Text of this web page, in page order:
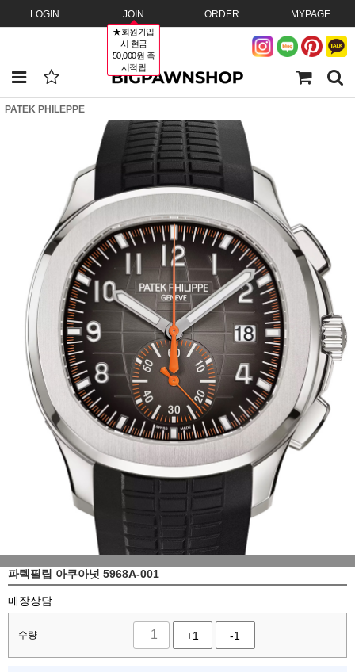
LOGIN JOIN
★회원가입
시 현금
50,000원 즉
시적립
ORDER MYPAGE
PATEK PHILEPPE
파텍필립 아쿠아넛 5968A-001
매장상담
수량 +1 -1